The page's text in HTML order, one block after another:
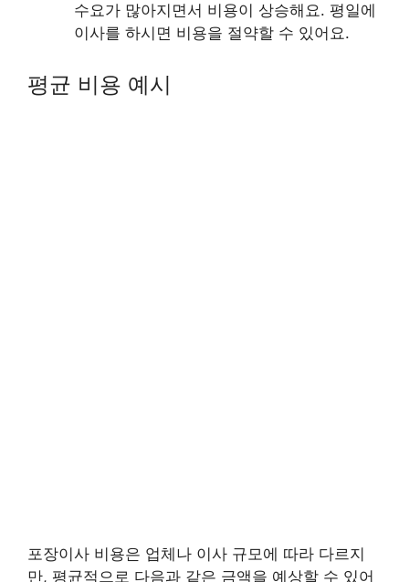
수요가 많아지면서 비용이 상승해요. 평일에
이사를 하시면 비용을 절약할 수 있어요.
평균 비용 예시
포장이사 비용은 업체나 이사 규모에 따라 다르지
만, 평균적으로 다음과 같은 금액을 예상할 수 있어